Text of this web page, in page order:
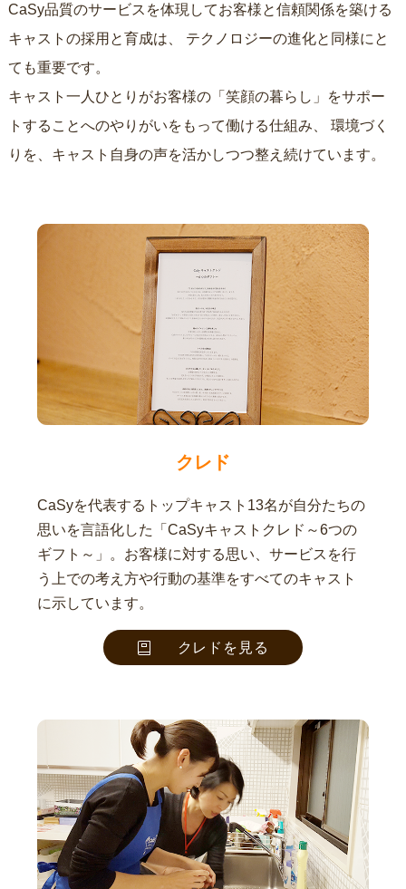
CaSy品質のサービスを体現してお客様と信頼関係を築ける
キャストの採用と育成は、
ても重要です。
キャスト一人ひとりがお客様の「笑顔の暮らし」をサポー
トすることへのやりがいをもって働ける仕組み、
りを、キャスト自身の声を活かしつつ整え続けています。
クレド
CaSyを代表するトップキャスト13名が自分たちの
思いを言語化した「CaSyキャストクレド～6つの
ギフト～」。お客様に対する思い、サービスを行
う上での考え方や行動の基準をすべてのキャスト
に示しています。
クレドを見る